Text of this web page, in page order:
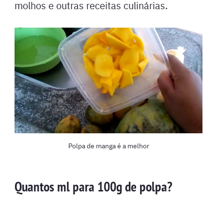
molhos e outras receitas culinárias.
Polpa de manga é a melhor
Quantos ml para 100g de polpa?